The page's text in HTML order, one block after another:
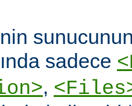
sadece
,